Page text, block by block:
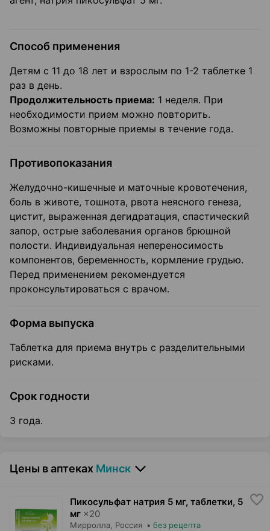
Способ применения
Детям с 11 до 18 лет и взрослым по 1-2 таблетке 1
раз в день.
Продолжительность приема: 1 неделя. При
необходимости прием можно повторить.
Возможны повторные приемы в течение года.
Противопоказания
Желудочно-кишечные и маточные кровотечения,
боль в животе, тошнота, рвота неясного генеза,
цистит, выраженная дегидратация, спастический
запор, острые заболевания органов брюшной
полости. Индивидуальная непереносимость
компонентов, беременность, кормление грудью.
Перед применением рекомендуется
проконсультироваться с врачом.
Форма выпуска
Таблетка для приема внутрь с разделительными
рисками.
Срок годности
3 года.
Цены в аптеках Минск
Пикосульфат натрия 5 мг, таблетки, 5
мг ×20
Мирролла, Россия • без рецепта